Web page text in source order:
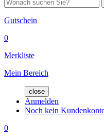
Gutschein
0
Merkliste
Mein Bereich
close
Anmelden
Noch kein
0